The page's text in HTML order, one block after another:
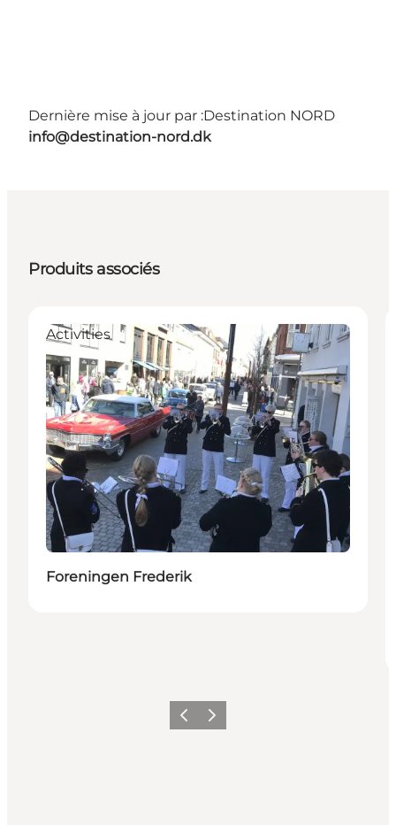
Dernière mise à jour par :Destination NORD
info@destination-nord.dk
Produits associés
Activities
Foreningen Frederik
PrécédentSuivant